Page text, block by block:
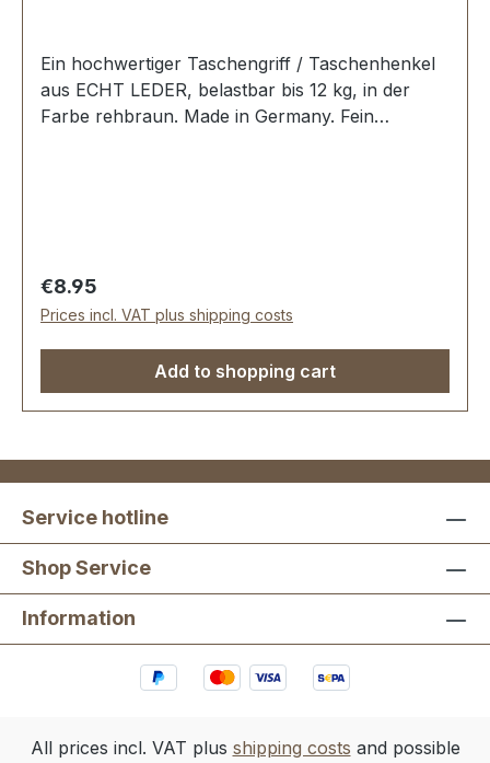
Ein hochwertiger Taschengriff / Taschenhenkel
aus ECHT LEDER, belastbar bis 12 kg, in der
Farbe rehbraun. Made in Germany. Fein
Regular price:
€8.95
Prices incl. VAT plus shipping costs
Add to shopping cart
Service hotline
Shop Service
Information
All prices incl. VAT plus shipping costs and possible